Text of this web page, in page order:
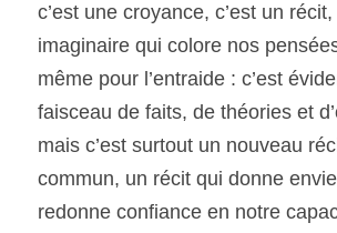
c’est une croyance, c’est un récit,
imaginaire qui colore nos
même pour l’entraide : c’est
faisceau de faits, de théories et
mais c’est surtout un nouveau
commun, un récit qui donne envie
redonne confiance en notre